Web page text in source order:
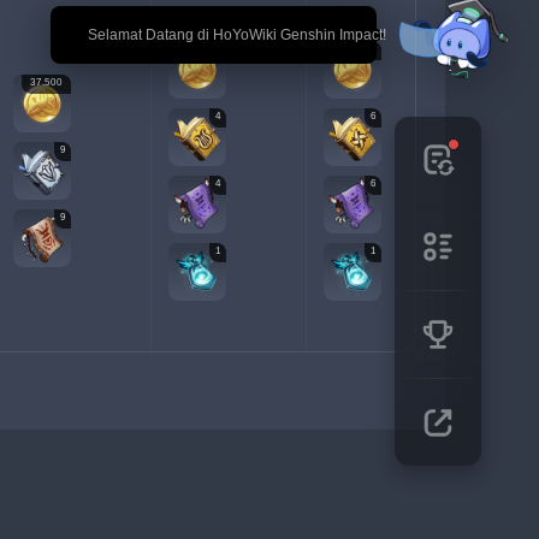
🎉 Selamat Datang di HoYoWiki Genshin Impact!
37.500
9
9
4
4
1
6
6
1